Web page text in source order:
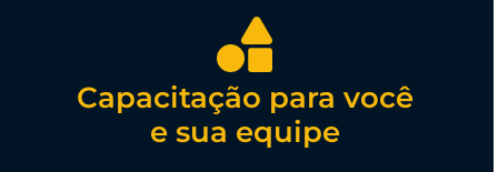
Capacitação para você
e sua equipe